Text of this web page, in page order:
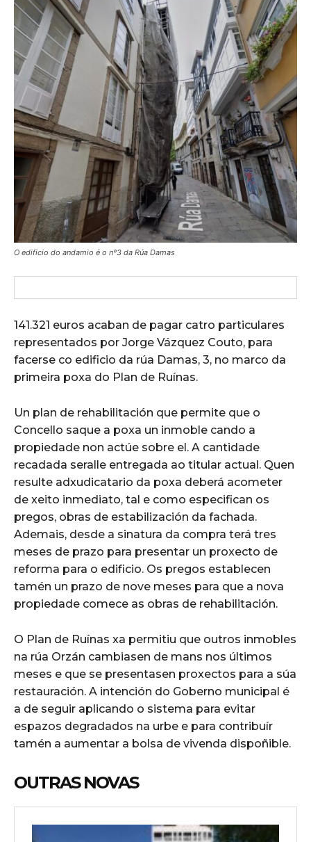
O edificio do andamio é o nº3 da Rúa Damas
141.321 euros acaban de pagar catro particulares
representados por Jorge Vázquez Couto, para
facerse co edificio da rúa Damas, 3, no marco da
primeira poxa do Plan de Ruínas.
Un plan de rehabilitación que permite que o
Concello saque a poxa un inmoble cando a
propiedade non actúe sobre el. A cantidade
recadada seralle entregada ao titular actual. Quen
resulte adxudicatario da poxa deberá acometer
de xeito inmediato, tal e como especifican os
pregos, obras de estabilización da fachada.
Ademais, desde a sinatura da compra terá tres
meses de prazo para presentar un proxecto de
reforma para o edificio. Os pregos establecen
tamén un prazo de nove meses para que a nova
propiedade comece as obras de rehabilitación.
O Plan de Ruínas xa permitiu que outros inmobles
na rúa Orzán cambiasen de mans nos últimos
meses e que se presentasen proxectos para a súa
restauración. A intención do Goberno municipal é
a de seguir aplicando o sistema para evitar
espazos degradados na urbe e para contribuír
tamén a aumentar a bolsa de vivenda dispoñible.
OUTRAS NOVAS